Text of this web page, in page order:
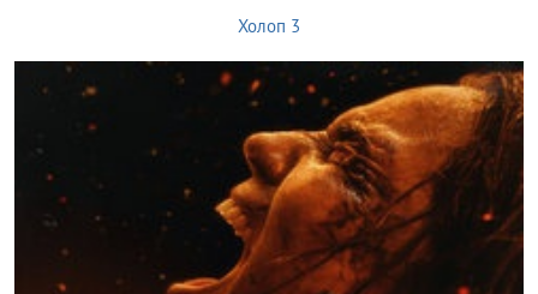
Холоп 3